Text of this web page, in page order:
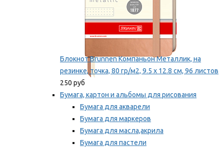
Блокнот Brunnen Компаньон Металлик, на
резинке, точка, 80 гр/м2, 9.5 х 12.8 см, 96 листов
250 руб
Бумага, картон и альбомы для рисования
Бумага для акварели
Бумага для маркеров
Бумага для масла,акрила
Бумага для пастели